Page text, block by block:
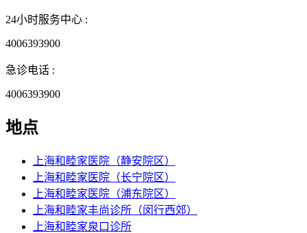
24小时服务中心 :
4006393900
急诊电话 :
4006393900
地点
上海和睦家医院（静安院区）
上海和睦家医院（长宁院区）
上海和睦家医院（浦东院区）
上海和睦家丰尚诊所（闵行西郊）
上海和睦家泉口诊所